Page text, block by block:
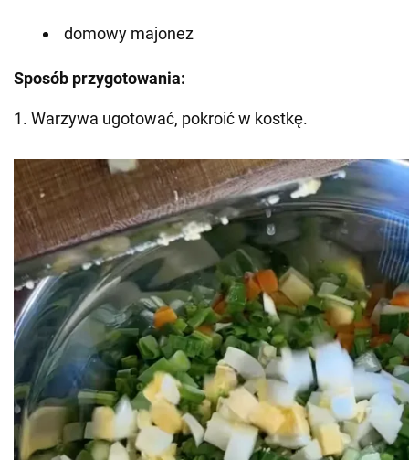
domowy majonez
Sposób przygotowania:
1. Warzywa ugotować, pokroić w kostkę.